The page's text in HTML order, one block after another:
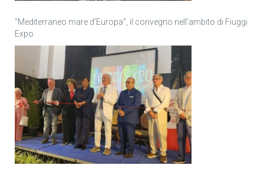
“Mediterraneo mare d’Europa”, il convegno nell’ambito di Fiuggi
Expo